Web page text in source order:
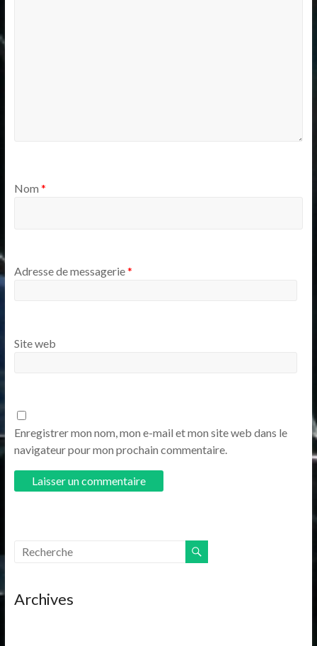
Nom *
Adresse de messagerie*
Site web
Enregistrer mon nom, mon e-mail et mon site web dans le
navigateur pour mon prochain commentaire.
Archives